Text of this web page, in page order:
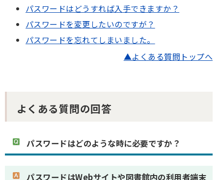
パスワードはどうすれば入手できますか？
パスワードを変更したいのですが？
パスワードを忘れてしまいました。
▲よくある質問トップへ
よくある質問の回答
パスワードはどのような時に必要ですか？
パスワードはWebサイトや図書館内の利用者端末